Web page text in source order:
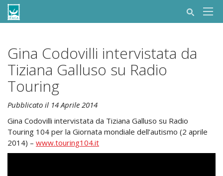
Gina Codovilli intervistata da
Tiziana Galluso su Radio
Touring
Pubblicato il 14 Aprile 2014
Gina Codovilli intervistata da Tiziana Galluso su Radio
Touring 104 per la Giornata mondiale dell’autismo (2 aprile
2014) – www.touring104.it